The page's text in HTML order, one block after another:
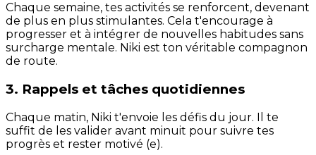
Chaque semaine, tes activités se renforcent, devenant
de plus en plus stimulantes. Cela t'encourage à
progresser et à intégrer de nouvelles habitudes sans
surcharge mentale. Niki est ton véritable compagnon
de route.
3. Rappels et tâches quotidiennes
Chaque matin, Niki t'envoie les défis du jour. Il te
suffit de les valider avant minuit pour suivre tes
progrès et rester motivé (e).